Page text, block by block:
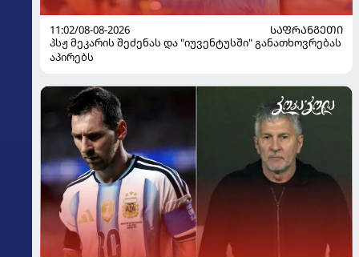
11:02/08-08-2026
ᲡᲐᲤᲠᲐᲜᲒᲔᲗᲘ
პსჟ მეკარის შეძენას და "იუვენტუსში" განათხოვრებას
აპირებს